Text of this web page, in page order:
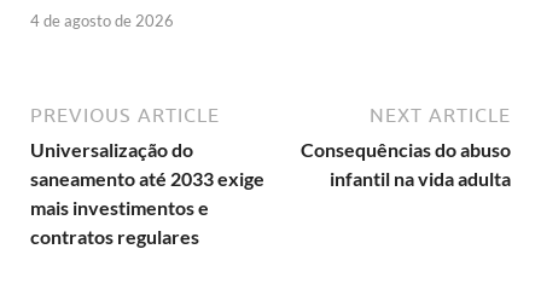
4 de agosto de 2026
PREVIOUS ARTICLE
Universalização do
saneamento até 2033 exige
mais investimentos e
contratos regulares
NEXT ARTICLE
Consequências do abuso
infantil na vida adulta